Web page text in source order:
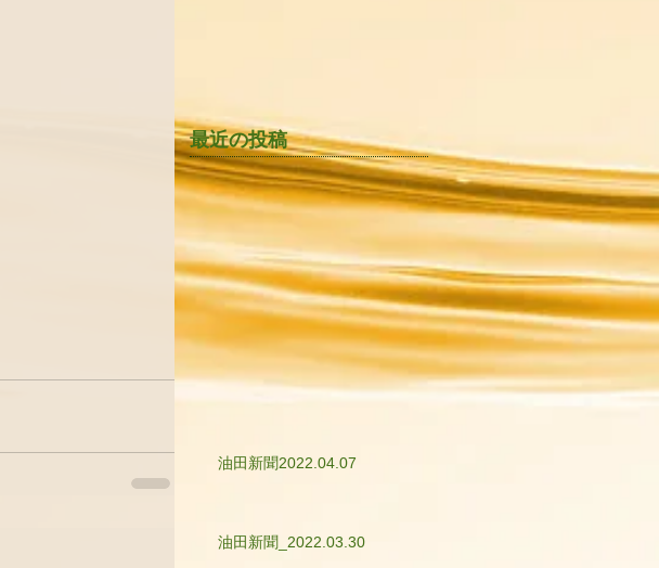
最近の投稿
油田新聞2022.04.07
油田新聞_2022.03.30